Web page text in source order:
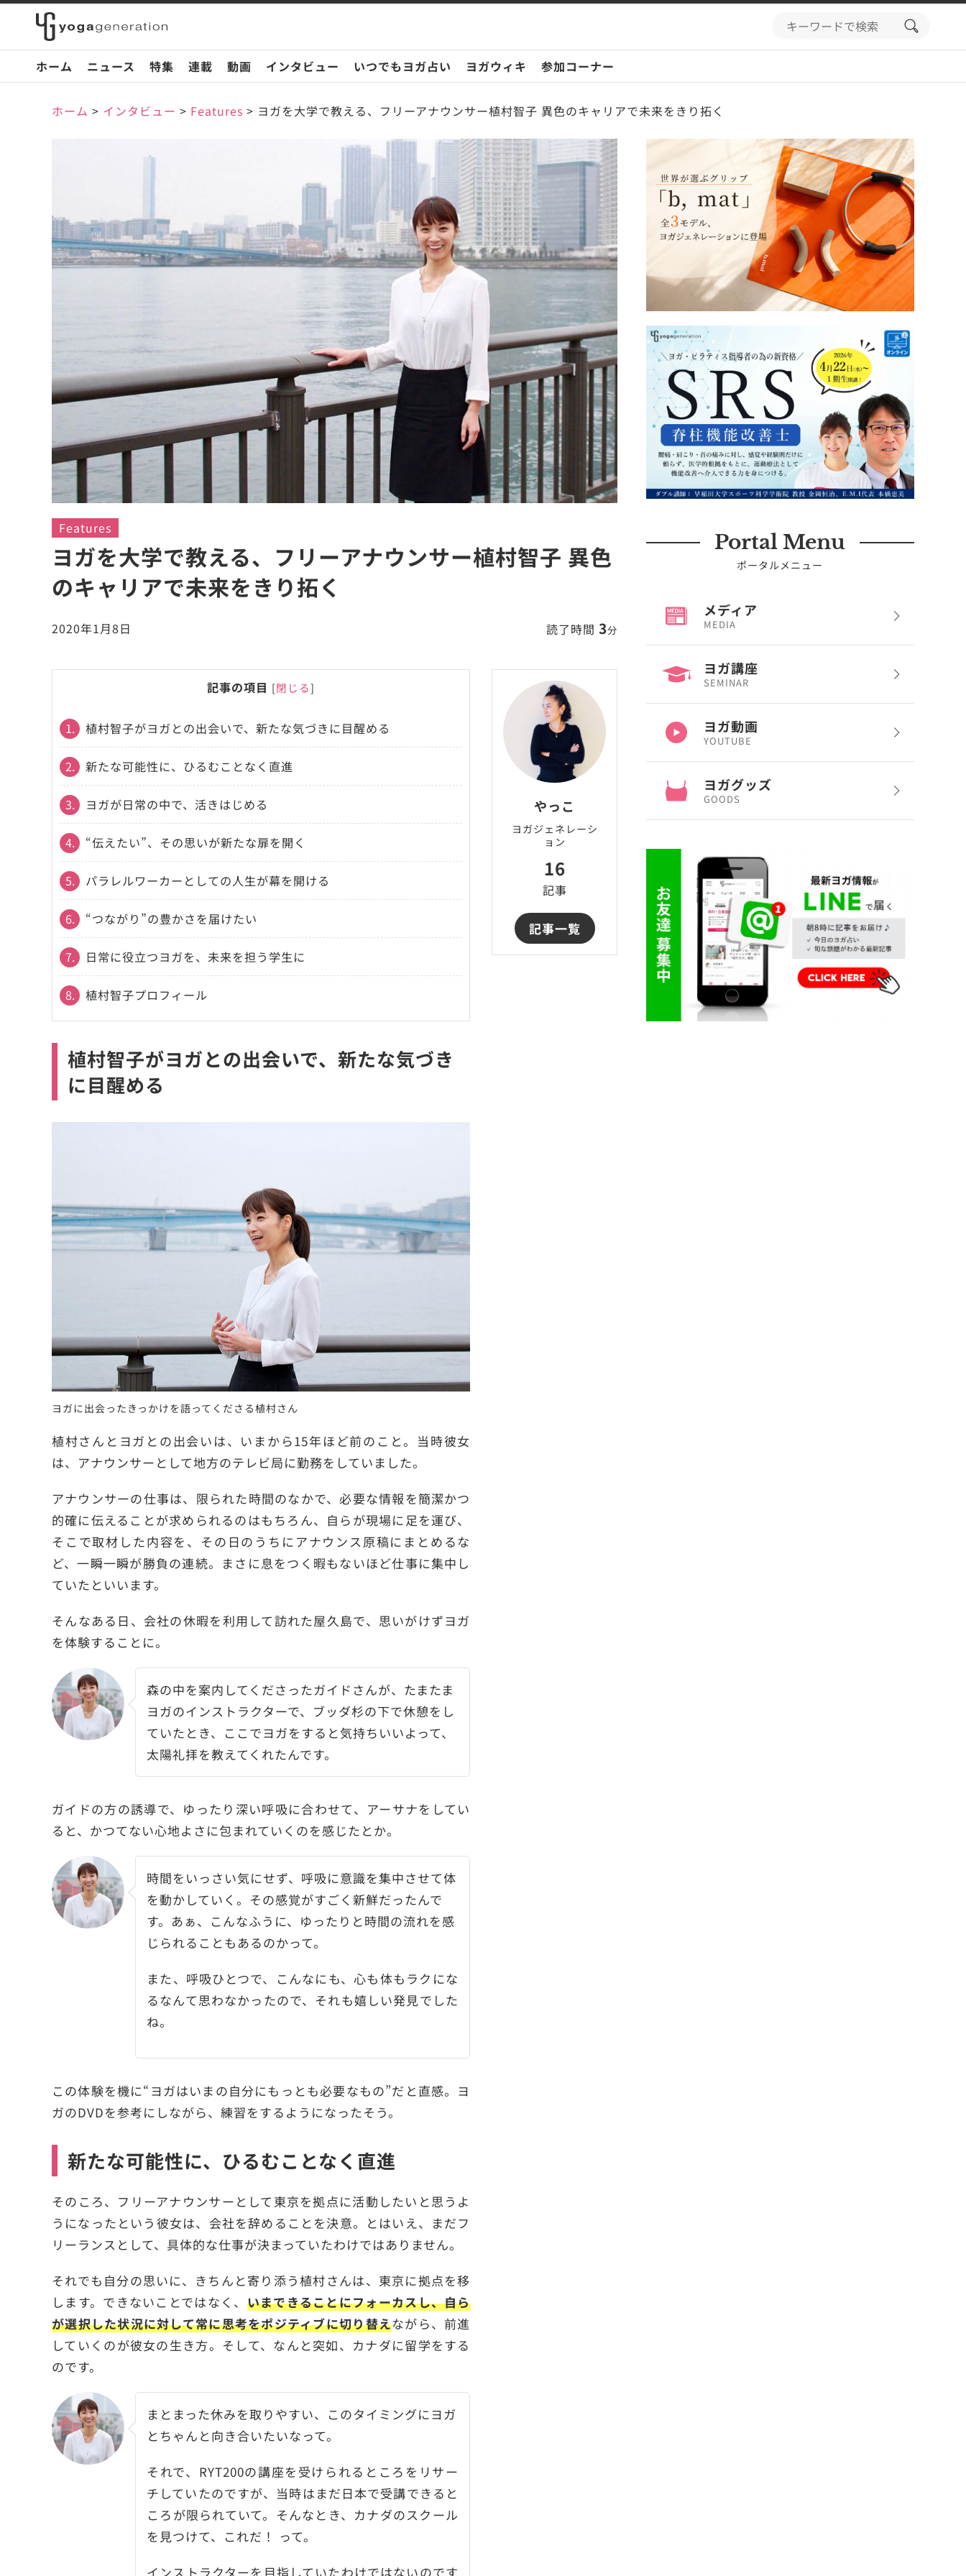
search
ホーム
ニュース 特集 連載 動画 インタビュー いつでもヨガ占い ヨガウィキ 参加コーナー
ホーム > インタビュー > Features > ヨガを大学で教える、フリーアナウンサー植村智子 異色のキャリアで未来をきり拓く
Features
ヨガを大学で教える、フリーアナウンサー植村智子 異色
のキャリアで未来をきり拓く
2020年1月8日 読了時間 3分
記事の項目 [閉じる]
1. 植村智子がヨガとの出会いで、新たな気づきに目醒める
2. 新たな可能性に、ひるむことなく直進
3. ヨガが日常の中で、活きはじめる
4. “伝えたい”、その思いが新たな扉を開く
5. パラレルワーカーとしての人生が幕を開ける
6. “つながり”の豊かさを届けたい
7. 日常に役立つヨガを、未来を担う学生に
8. 植村智子プロフィール
植村智子がヨガとの出会いで、新たな気づき
に目醒める
ヨガに出会ったきっかけを語ってくださる植村さん
植村さんとヨガとの出会いは、いまから15年ほど前のこと。当時彼女
は、アナウンサーとして地方のテレビ局に勤務をしていました。
アナウンサーの仕事は、限られた時間のなかで、必要な情報を簡潔かつ
的確に伝えることが求められるのはもちろん、自らが現場に足を運び、
そこで取材した内容を、その日のうちにアナウンス原稿にまとめるな
ど、一瞬一瞬が勝負の連続。まさに息をつく暇もないほど仕事に集中し
ていたといいます。
そんなある日、会社の休暇を利用して訪れた屋久島で、思いがけずヨガ
を体験することに。
森の中を案内してくださったガイドさんが、たまたま
ヨガのインストラクターで、ブッダ杉の下で休憩をし
ていたとき、ここでヨガをすると気持ちいいよって、
太陽礼拝を教えてくれたんです。
ガイドの方の誘導で、ゆったり深い呼吸に合わせて、アーサナをしてい
ると、かつてない心地よさに包まれていくのを感じたとか。
時間をいっさい気にせず、呼吸に意識を集中させて体
を動かしていく。その感覚がすごく新鮮だったんで
す。あぁ、こんなふうに、ゆったりと時間の流れを感
じられることもあるのかって。
また、呼吸ひとつで、こんなにも、心も体もラクにな
るなんて思わなかったので、それも嬉しい発見でした
ね。
この体験を機に“ヨガはいまの自分にもっとも必要なもの”だと直感。ヨ
ガのDVDを参考にしながら、練習をするようになったそう。
新たな可能性に、ひるむことなく直進
そのころ、フリーアナウンサーとして東京を拠点に活動したいと思うよ
うになったという彼女は、会社を辞めることを決意。とはいえ、まだフ
リーランスとして、具体的な仕事が決まっていたわけではありません。
それでも自分の思いに、きちんと寄り添う植村さんは、東京に拠点を移
します。できないことではなく、 いまできることにフォーカスし、自ら
が選択した状況に対して常に思考をポジティブに切り替えながら、前進
していくのが彼女の生き方。そして、なんと突如、カナダに留学をする
のです。
まとまった休みを取りやすい、このタイミングにヨガ
とちゃんと向き合いたいなって。
それで、RYT200の講座を受けられるところをリサー
チしていたのですが、当時はまだ日本で受講できると
ころが限られていて。そんなとき、カナダのスクール
を見つけて、これだ！ って。
インストラクターを目指していたわけではないのです
やっこ
ヨガジェネレーシ
ョン
16
記事
記事一覧
Portal Menu
ポータルメニュー
メディア
MEDIA
ヨガ講座
SEMINAR
ヨガ動画
YOUTUBE
ヨガグッズ
GOODS